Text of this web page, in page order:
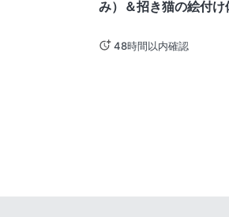
み）＆招き猫の絵付
48時間以内確認